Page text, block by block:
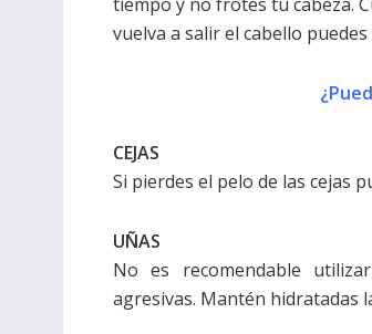
vuelva a salir el cabello
CEJAS
Si pierdes el pelo de las cejas
UÑAS
No es recomendable
agresivas. Mantén hidratadas